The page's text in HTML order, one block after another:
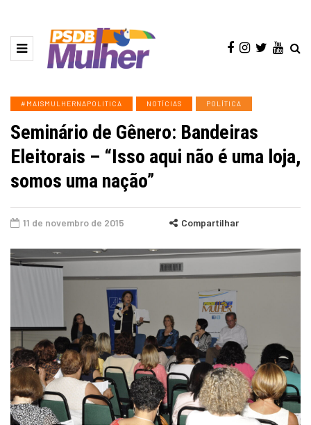
#MAISMULHERNAPOLITICA NOTÍCIAS POLÍTICA
Seminário de Gênero: Bandeiras
Eleitorais – “Isso aqui não é uma loja,
somos uma nação”
11 de novembro de 2015 Compartilhar